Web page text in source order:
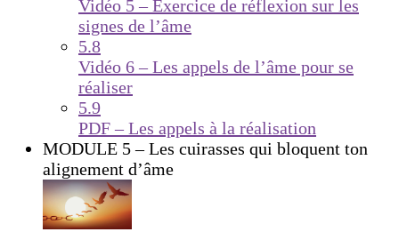
Vidéo 5 – Exercice de réflexion sur les
signes de l’âme
5.8
Vidéo 6 – Les appels de l’âme pour se
réaliser
5.9
PDF – Les appels à la réalisation
MODULE 5 – Les cuirasses qui bloquent ton
alignement d’âme